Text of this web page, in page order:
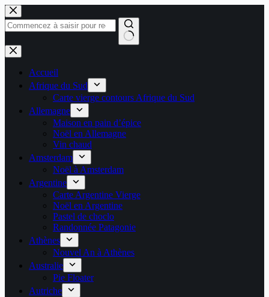
Passer
au
contenu
Aucun
résultat
Accueil
Afrique du Sud
Carte vierge contours Afrique du Sud
Allemagne
Maison en pain d’épice
Noël en Allemagne
Vin chaud
Amsterdam
Noël à Amsterdam
Argentine
Carte Argentine Vierge
Noël en Argentine
Pastel de choclo
Randonnée Patagonie
Athènes
Nouvel An à Athènes
Australie
Pie Floater
Autriche